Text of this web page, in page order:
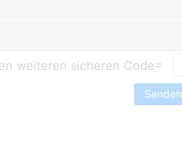
=
Senden